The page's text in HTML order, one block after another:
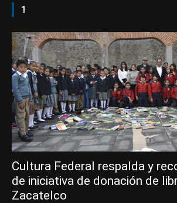
1
Cultura Federal respalda y
de iniciativa de donación de
Zacatelco